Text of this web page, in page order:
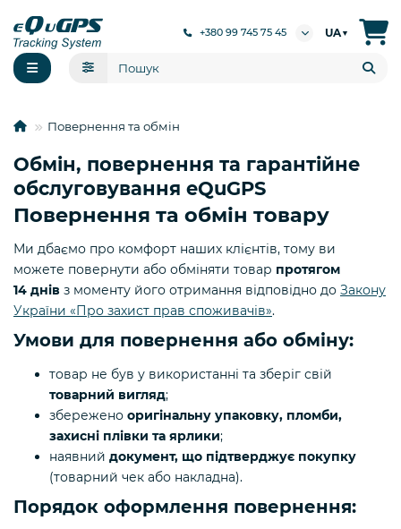
+380 99 745 75 45 UA▼
Повернення та обмін
Обмін, повернення та гарантійне
обслуговування eQuGPS
Повернення та обмін товару
Ми дбаємо про комфорт наших клієнтів, тому ви
можете повернути або обміняти товар протягом
14 днів з моменту його отримання відповідно до Закону
України «Про захист прав споживачів».
Умови для повернення або обміну:
товар не був у використанні та зберіг свій
товарний вигляд;
збережено оригінальну упаковку, пломби,
захисні плівки та ярлики;
наявний документ, що підтверджує покупку
(товарний чек або накладна).
Порядок оформлення повернення: